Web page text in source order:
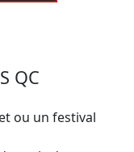
QC
ou un festival